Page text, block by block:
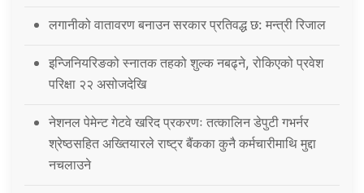
लगानीको वातावरण बनाउन सरकार प्रतिवद्ध छ: मन्त्री रिजाल
इन्जिनियरिङको स्नातक तहको शुल्क नबढ्ने, रोकिएको प्रवेश
परिक्षा २२ असोजदेखि
नेशनल पेमेन्ट गेटवे खरिद प्रकरणः तत्कालिन डेपुटी गभर्नर
श्रेष्ठसहित अख्तियारले राष्ट्र बैंकका कुनै कर्मचारीमाथि मुद्दा
नचलाउने